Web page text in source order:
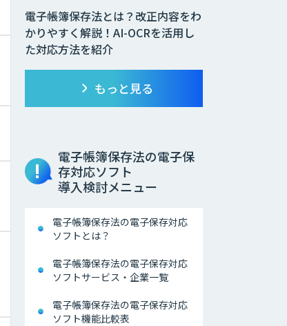
電子帳簿保存法とは？改正内容をわ
かりやすく解説！AI-OCRを活用し
た対応方法を紹介
もっと見る
電子帳簿保存法の電子保
存対応ソフト
導入検討メニュー
電子帳簿保存法の電子保存対応
ソフトとは？
電子帳簿保存法の電子保存対応
ソフトサービス・企業一覧
電子帳簿保存法の電子保存対応
ソフト機能比較表